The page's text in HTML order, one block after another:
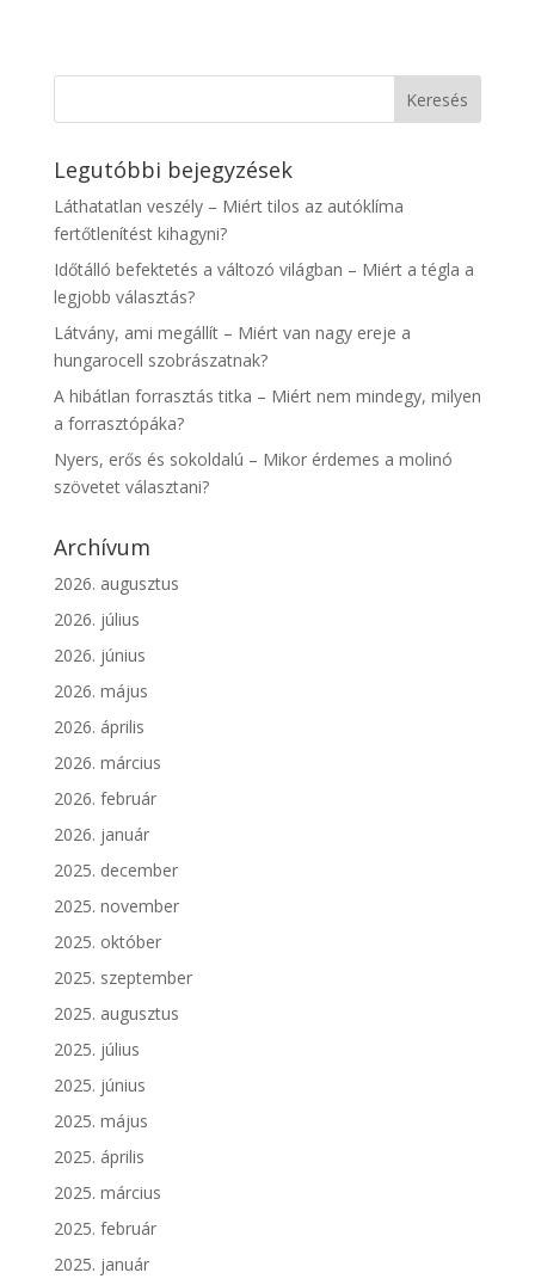
Legutóbbi bejegyzések
Láthatatlan veszély – Miért tilos az autóklíma
fertőtlenítést kihagyni?
Időtálló befektetés a változó világban – Miért a tégla a
legjobb választás?
Látvány, ami megállít – Miért van nagy ereje a
hungarocell szobrászatnak?
A hibátlan forrasztás titka – Miért nem mindegy, milyen
a forrasztópáka?
Nyers, erős és sokoldalú – Mikor érdemes a molinó
szövetet választani?
Archívum
2026. augusztus
2026. július
2026. június
2026. május
2026. április
2026. március
2026. február
2026. január
2025. december
2025. november
2025. október
2025. szeptember
2025. augusztus
2025. július
2025. június
2025. május
2025. április
2025. március
2025. február
2025. január